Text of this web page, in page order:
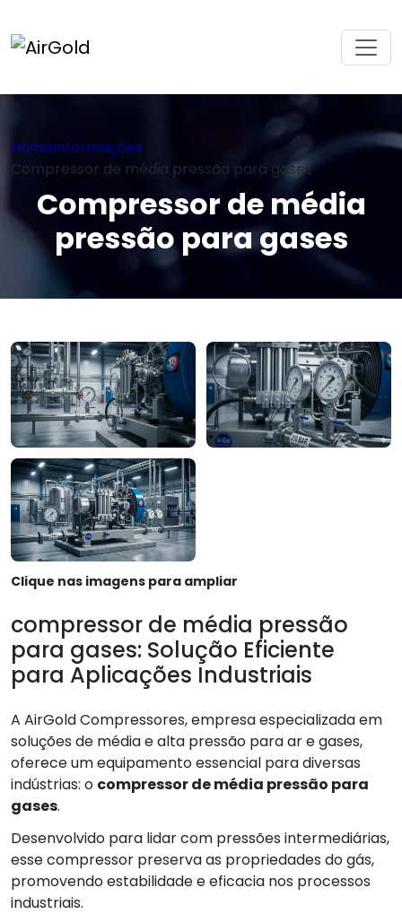
HomeInformações
Compressor de média pressão para gases
Compressor de média
pressão para gases
Clique nas imagens para ampliar
compressor de média pressão
para gases: Solução Eficiente
para Aplicações Industriais
A AirGold Compressores, empresa especializada em
soluções de média e alta pressão para ar e gases,
oferece um equipamento essencial para diversas
indústrias: o compressor de média pressão para
gases.
Desenvolvido para lidar com pressões intermediárias,
esse compressor preserva as propriedades do gás,
promovendo estabilidade e eficacia nos processos
industriais.